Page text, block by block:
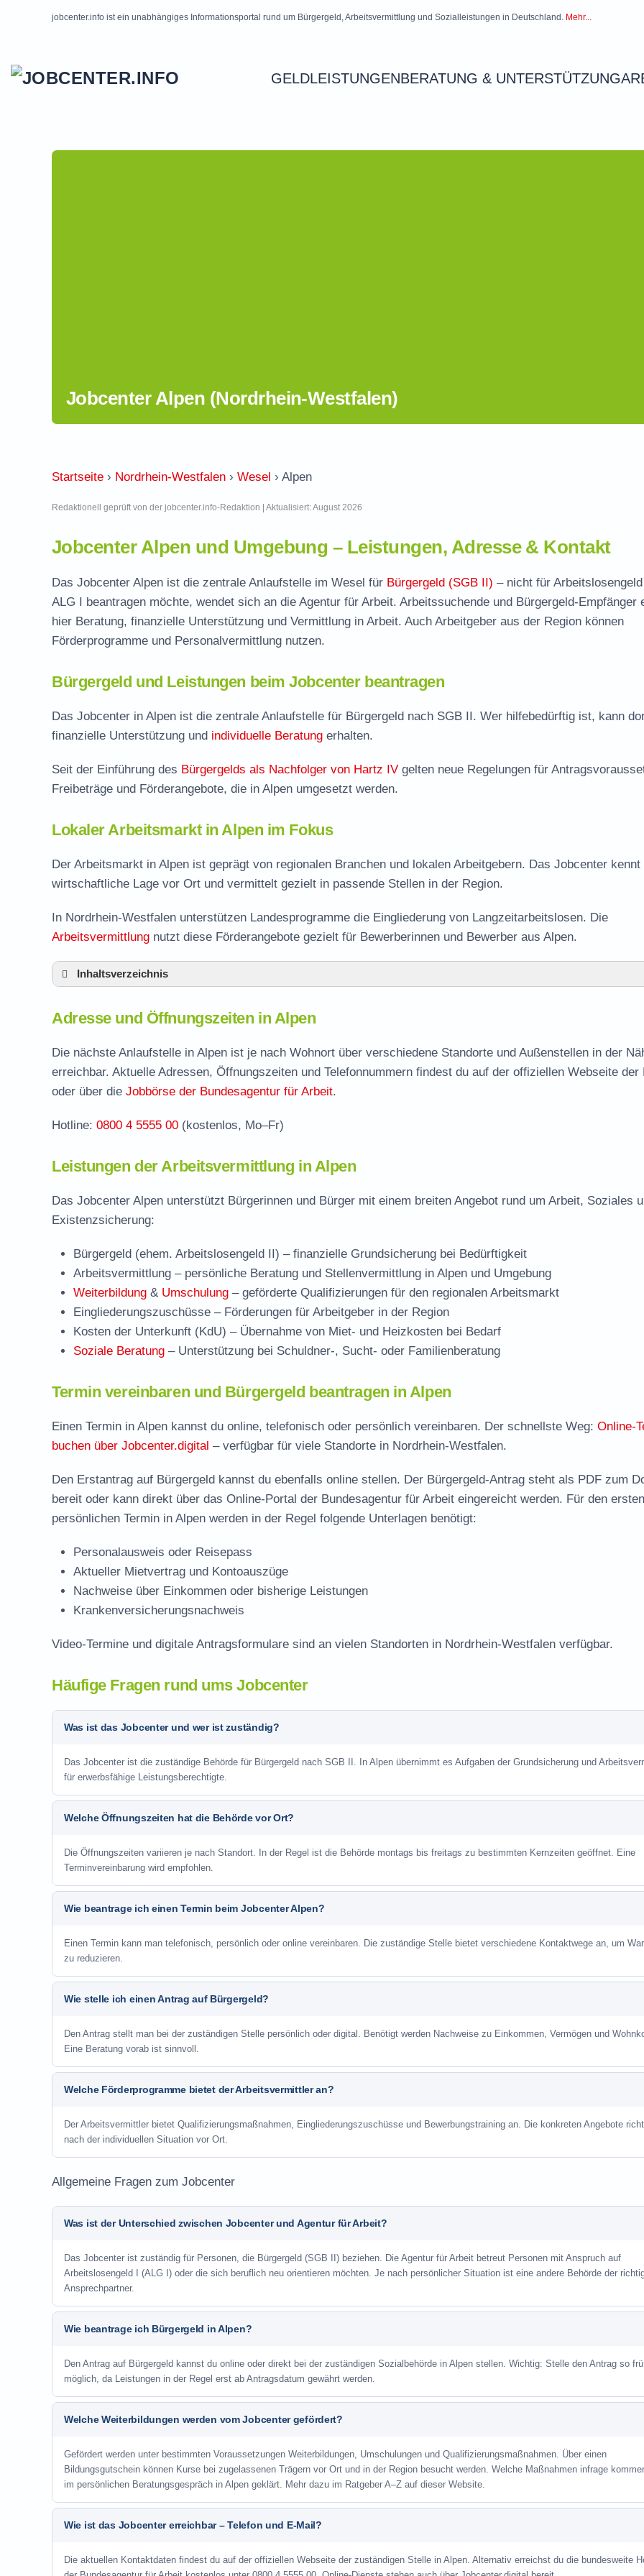
jobcenter.info ist ein unabhängiges Informationsportal rund um Bürgergeld, Arbeitsvermittlung und Sozialleistungen in Deutschland. Mehr...
GELDLEISTUNGENBERATUNG & UNTERSTÜTZUNG
Jobcenter Alpen (Nordrhein-Westfalen)
Startseite › Nordrhein-Westfalen › Wesel › Alpen
Redaktionell geprüft von der jobcenter.info-Redaktion | Aktualisiert: August 2026
Jobcenter Alpen und Umgebung – Leistungen, Adresse & Kontakt
Das Jobcenter Alpen ist die zentrale Anlaufstelle im Wesel für Bürgergeld (SGB II) – nicht für
ALG I beantragen möchte, wendet sich an die Agentur für Arbeit. Arbeitssuchende und Bürgergeld-Empfänger
hier Beratung, finanzielle Unterstützung und Vermittlung in Arbeit. Auch Arbeitgeber aus der Region können
Förderprogramme und Personalvermittlung nutzen.
Bürgergeld und Leistungen beim Jobcenter beantragen
Das Jobcenter in Alpen ist die zentrale Anlaufstelle für Bürgergeld nach SGB II. Wer hilfebedürftig ist, kann
finanzielle Unterstützung und individuelle Beratung erhalten.
Seit der Einführung des Bürgergelds als Nachfolger von Hartz IV gelten neue Regelungen für
Freibeträge und Förderangebote, die in Alpen umgesetzt werden.
Lokaler Arbeitsmarkt in Alpen im Fokus
Der Arbeitsmarkt in Alpen ist geprägt von regionalen Branchen und lokalen Arbeitgebern. Das Jobcenter kennt
wirtschaftliche Lage vor Ort und vermittelt gezielt in passende Stellen in der Region.
In Nordrhein-Westfalen unterstützen Landesprogramme die Eingliederung von Langzeitarbeitslosen. Die
Arbeitsvermittlung nutzt diese Förderangebote gezielt für Bewerberinnen und Bewerber aus Alpen.
Inhaltsverzeichnis
Leistungen der Arbeitsvermittlung in Alpen
Termin vereinbaren und Bürgergeld beantragen
Jobcenter Wesel – zuständige Stelle
Stellenangebote und Jobbörse in Alpen
Häufige Fragen rund ums Jobcenter
Adresse und Öffnungszeiten in Alpen
Die nächste Anlaufstelle in Alpen ist je nach Wohnort über verschiedene Standorte und Außenstellen in der
erreichbar. Aktuelle Adressen, Öffnungszeiten und Telefonnummern findest du auf der offiziellen Webseite der
oder über die Jobbörse der Bundesagentur für Arbeit.
Hotline: 0800 4 5555 00 (kostenlos, Mo–Fr)
Leistungen der Arbeitsvermittlung in Alpen
Das Jobcenter Alpen unterstützt Bürgerinnen und Bürger mit einem breiten Angebot rund um Arbeit, Soziales
Existenzsicherung:
Bürgergeld (ehem. Arbeitslosengeld II) – finanzielle Grundsicherung bei Bedürftigkeit
Arbeitsvermittlung – persönliche Beratung und Stellenvermittlung in Alpen und Umgebung
Weiterbildung & Umschulung – geförderte Qualifizierungen für den regionalen Arbeitsmarkt
Eingliederungszuschüsse – Förderungen für Arbeitgeber in der Region
Kosten der Unterkunft (KdU) – Übernahme von Miet- und Heizkosten bei Bedarf
Soziale Beratung – Unterstützung bei Schuldner-, Sucht- oder Familienberatung
Termin vereinbaren und Bürgergeld beantragen in Alpen
Einen Termin in Alpen kannst du online, telefonisch oder persönlich vereinbaren. Der schnellste Weg: Online-
buchen über Jobcenter.digital – verfügbar für viele Standorte in Nordrhein-Westfalen.
Den Erstantrag auf Bürgergeld kannst du ebenfalls online stellen. Der Bürgergeld-Antrag steht als PDF zum
bereit oder kann direkt über das Online-Portal der Bundesagentur für Arbeit eingereicht werden. Für den ersten
persönlichen Termin in Alpen werden in der Regel folgende Unterlagen benötigt:
Personalausweis oder Reisepass
Aktueller Mietvertrag und Kontoauszüge
Nachweise über Einkommen oder bisherige Leistungen
Krankenversicherungsnachweis
Video-Termine und digitale Antragsformulare sind an vielen Standorten in Nordrhein-Westfalen verfügbar.
Häufige Fragen rund ums Jobcenter
Was ist das Jobcenter und wer ist zuständig?
Das Jobcenter ist die zuständige Behörde für Bürgergeld nach SGB II. In Alpen übernimmt es Aufgaben der Grundsicherung und
für erwerbsfähige Leistungsberechtigte.
Welche Öffnungszeiten hat die Behörde vor Ort?
Die Öffnungszeiten variieren je nach Standort. In der Regel ist die Behörde montags bis freitags zu bestimmten Kernzeiten geöffnet. Eine
Terminvereinbarung wird empfohlen.
Wie beantrage ich einen Termin beim Jobcenter Alpen?
Einen Termin kann man telefonisch, persönlich oder online vereinbaren. Die zuständige Stelle bietet verschiedene Kontaktwege an, um
zu reduzieren.
Wie stelle ich einen Antrag auf Bürgergeld?
Den Antrag stellt man bei der zuständigen Stelle persönlich oder digital. Benötigt werden Nachweise zu Einkommen, Vermögen und
Eine Beratung vorab ist sinnvoll.
Welche Förderprogramme bietet der Arbeitsvermittler an?
Der Arbeitsvermittler bietet Qualifizierungsmaßnahmen, Eingliederungszuschüsse und Bewerbungstraining an. Die konkreten Angebote
nach der individuellen Situation vor Ort.
Allgemeine Fragen zum Jobcenter
Was ist der Unterschied zwischen Jobcenter und Agentur für Arbeit?
Das Jobcenter ist zuständig für Personen, die Bürgergeld (SGB II) beziehen. Die Agentur für Arbeit betreut Personen mit Anspruch auf
Arbeitslosengeld I (ALG I) oder die sich beruflich neu orientieren möchten. Je nach persönlicher Situation ist eine andere Behörde der
Ansprechpartner.
Wie beantrage ich Bürgergeld in Alpen?
Den Antrag auf Bürgergeld kannst du online oder direkt bei der zuständigen Sozialbehörde in Alpen stellen. Wichtig: Stelle den Antrag so
möglich, da Leistungen in der Regel erst ab Antragsdatum gewährt werden.
Welche Weiterbildungen werden vom Jobcenter gefördert?
Gefördert werden unter bestimmten Voraussetzungen Weiterbildungen, Umschulungen und Qualifizierungsmaßnahmen. Über einen
Bildungsgutschein können Kurse bei zugelassenen Trägern vor Ort und in der Region besucht werden. Welche Maßnahmen infrage
im persönlichen Beratungsgespräch in Alpen geklärt. Mehr dazu im Ratgeber A–Z auf dieser Website.
Wie ist das Jobcenter erreichbar – Telefon und E-Mail?
Die aktuellen Kontaktdaten findest du auf der offiziellen Webseite der zuständigen Stelle in Alpen. Alternativ erreichst du die bundesweite